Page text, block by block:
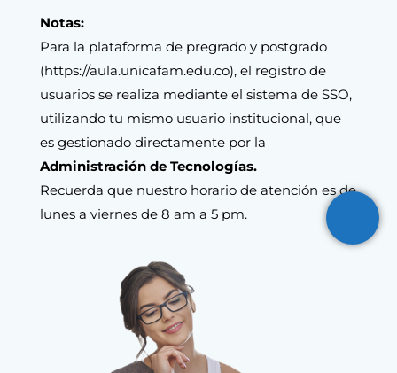
Notas:
Para la plataforma de pregrado y postgrado
(https://aula.unicafam.edu.co), el registro de
usuarios se realiza mediante el sistema de SSO,
utilizando tu mismo usuario institucional, que
es gestionado directamente por la
Administración de Tecnologías.
Recuerda que nuestro horario de atención es de
lunes a viernes de 8 am a 5 pm.